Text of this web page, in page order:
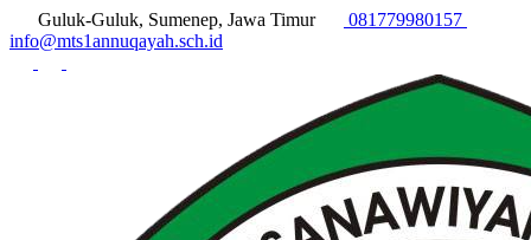
Guluk-Guluk, Sumenep, Jawa Timur
081779980157
info@mts1annuqayah.sch.id